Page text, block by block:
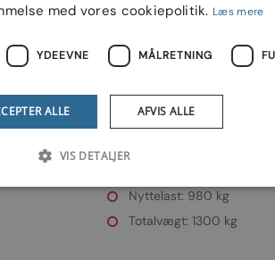
X-
LYS &
201300B SR X -
LINE Bådtrailer m/ LED
Nyttelast: 980 kg
Totalvægt: 1300 kg
med vores cookiepolitik. Læs mere
YDEEVNE MÅLRETNING
ALLE AFVIS ALLE
VIS DETALJER